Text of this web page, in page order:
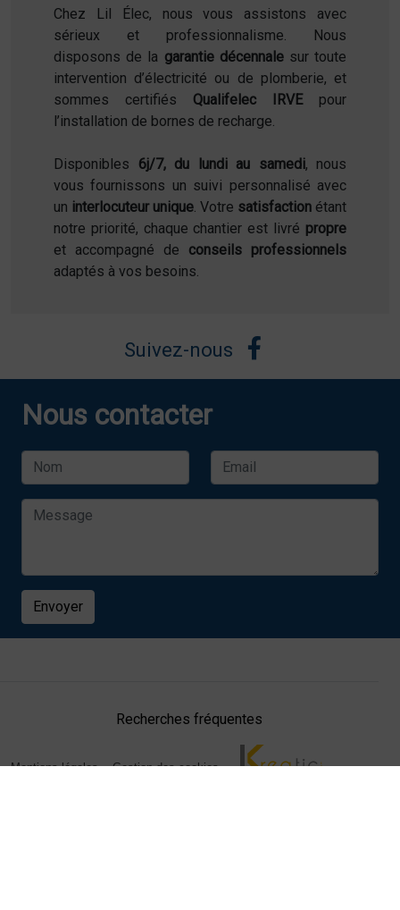
Chez Lil Élec, nous vous assistons avec
sérieux et professionnalisme. Nous
disposons de la garantie décennalesur toute
intervention d’électricité ou de plomberie, et
sommes certifiés Qualifelec IRVEpour
l’installation de bornes de recharge.
Disponibles 6j/7, du lundi au samedi, nous
vous fournissons un suivi personnalisé avec
un interlocuteur unique. Votre satisfaction étant
notre priorité, chaque chantier est livré propre
et accompagné de conseils professionnels
adaptés à vos besoins.
Suivez-nous
Nous contacter
Envoyer
Recherches fréquentes
Mentions légales Gestion des cookies